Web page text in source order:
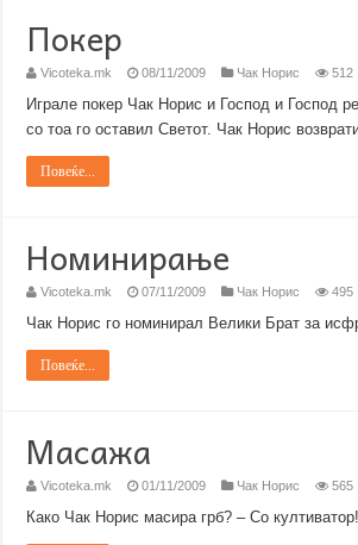
Покер
Vicoteka.mk 08/11/2009 Чак Норис 512
Играле покер Чак Норис и Господ и Господ
со тоа го оставил Светот. Чак Норис
Повеќе...
Номинирање
Vicoteka.mk 07/11/2009 Чак Норис 495
Чак Норис го номинирал Велики Брат за
Повеќе...
Масажа
Vicoteka.mk 01/11/2009 Чак Норис 565
Како Чак Норис масира грб? – Со култиватор!